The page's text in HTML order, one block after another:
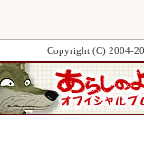
Copyright (C) 2004-